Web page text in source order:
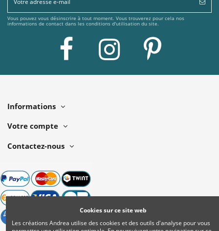
Vous pouvez vous désinscrire à tout moment. Vous trouverez pour cela nos
informations de contact dans les conditions d'utilisation du site.
Informations
Votre compte
Contactez-nous
Cookies sur ce site web
Les créations Andrea utilise des cookies et des outils d'analyse pour vous